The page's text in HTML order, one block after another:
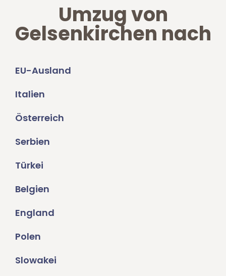
Umzug von
Gelsenkirchen nach
EU-Ausland
Italien
Österreich
Serbien
Türkei
Belgien
England
Polen
Slowakei